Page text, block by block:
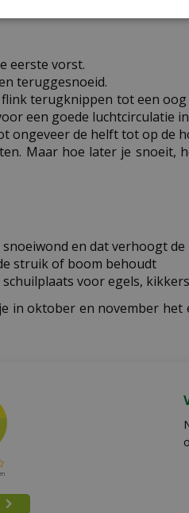
eerste vorst.
teruggesnoeid.
terugknippen tot een
een goede luchtcirculatie
ongeveer de helft tot op de
Maar hoe later je snoeit,
en dat verhoogt
struik of boom behoudt
voor egels,
in oktober en november